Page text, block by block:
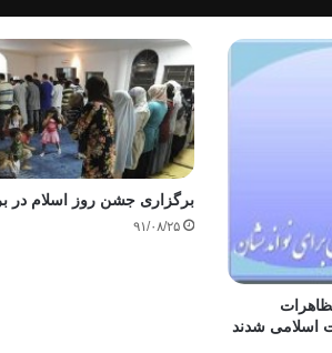
اسلامی شدند
برگزاری جشن روز اسلام در
۹۱/۰۸/۲۵